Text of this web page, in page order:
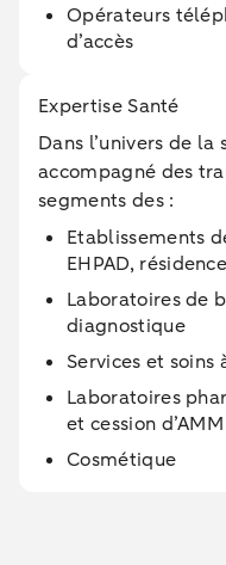
Opérateurs
d’accès
Expertise Santé
Dans l’univers de
accompagné des
segments des :
Etablissements
EHPAD,
Laboratoires de
diagnostique
Services et soins
Laboratoires
et cession d’AMM
Cosmétique